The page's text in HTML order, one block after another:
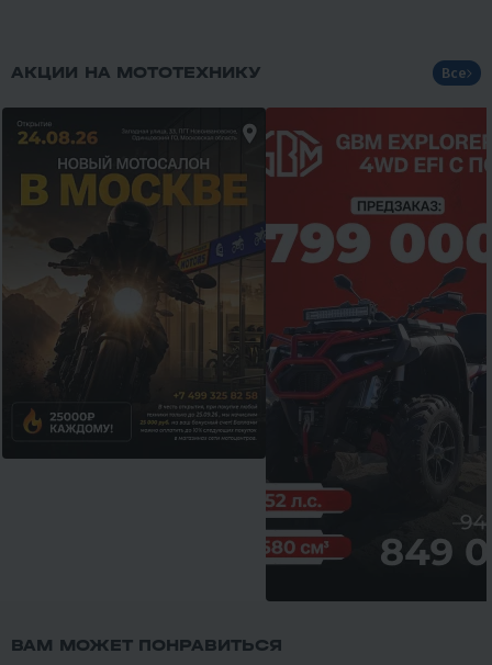
АКЦИИ НА МОТОТЕХНИКУ Все
ВАМ МОЖЕТ ПОНРАВИТЬСЯ